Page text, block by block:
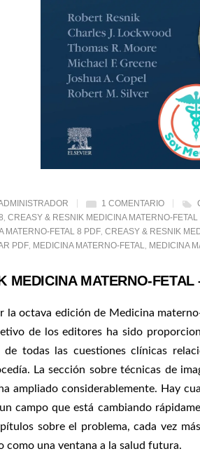
1 COMENTARIO
CREASY & RESNIK MEDICINA MATERNO-FETAL
MATERNO-FETAL 8 PDF CREASY & RESNIK
PDF MEDICINA MATERNO-FETAL MEDICINA
MEDICINA MATERNO-FETAL
la octava edición de Medicina
de los editores ha sido
de todas las cuestiones clínicas
La sección sobre técnicas de
ampliado considerablemente. Hay
campo que está cambiando
sobre el problema, cada vez
como una ventana a la salud futura.